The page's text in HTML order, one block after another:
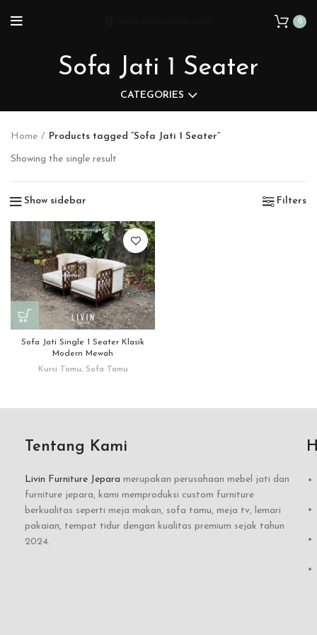
0
Sofa Jati 1 Seater
CATEGORIES
Home Products tagged “Sofa Jati 1 Seater”
Showing the single result
Show sidebar Filters
Sofa Jati Single 1 Seater Klasik
Modern Mewah
Kursi Tamu, Sofa Tamu
Tentang Kami
Livin Furniture Jepara merupakan perusahaan mebel jati dan
furniture jepara, kami memproduksi custom furniture
berkualitas seperti meja makan, sofa tamu, meja tv, lemari
pakaian, tempat tidur dengan kualitas premium sejak tahun
2024.